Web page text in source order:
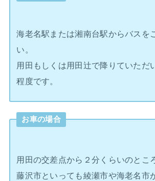
海老名駅または湘南台駅からバスを
い。
用田もしくは用田辻で降りていただ
程度です。
お車の場合
用田の交差点から２分くらいのとこ
藤沢市といっても綾瀬市や海老名市